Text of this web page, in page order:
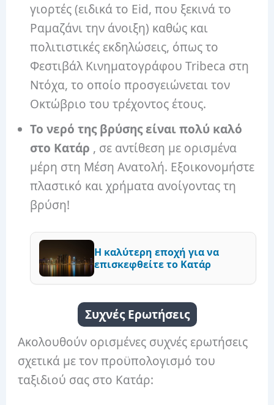
γιορτές (ειδικά το Eid, που ξεκινά το
Ραμαζάνι την άνοιξη) καθώς και
πολιτιστικές εκδηλώσεις, όπως το
Φεστιβάλ Κινηματογράφου Tribeca στη
Ντόχα, το οποίο προσγειώνεται τον
Οκτώβριο του τρέχοντος έτους.
Το νερό της βρύσης είναι πολύ καλό
στο Κατάρ , σε αντίθεση με ορισμένα
μέρη στη Μέση Ανατολή. Εξοικονομήστε
πλαστικό και χρήματα ανοίγοντας τη
βρύση!
Η καλύτερη εποχή για να
επισκεφθείτε το Κατάρ
Συχνές Ερωτήσεις
Ακολουθούν ορισμένες συχνές ερωτήσεις
σχετικά με τον προϋπολογισμό του
ταξιδιού σας στο Κατάρ: